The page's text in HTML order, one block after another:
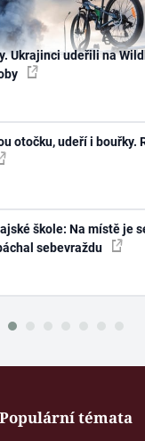
Ukrajinci udeřili na
otočku, udeří i bouřky.
škole: Na místě je
sebevraždu
Populární témata